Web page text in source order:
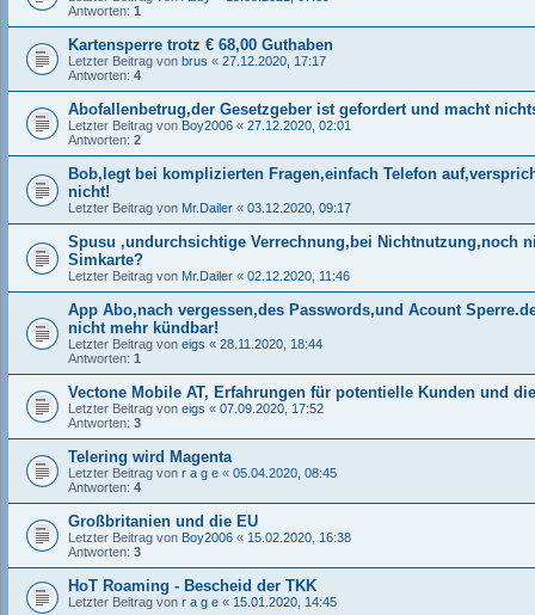
Antworten: 1
Kartensperre trotz € 68,00 Guthaben
Letzter Beitrag von brus « 27.12.2020, 17:17
Antworten: 4
Abofallenbetrug,der Gesetzgeber ist gefordert und macht
Letzter Beitrag von Boy2006 « 27.12.2020, 02:01
Antworten: 2
Bob,legt bei komplizierten Fragen,einfach Telefon
nicht!
Letzter Beitrag von Mr.Dailer « 03.12.2020, 09:17
Spusu ,undurchsichtige Verrechnung,bei Nichtnutzung,noch
Simkarte?
Letzter Beitrag von Mr.Dailer « 02.12.2020, 11:46
App Abo,nach vergessen,des Passwords,und Acount
nicht mehr kündbar!
Letzter Beitrag von eigs « 28.11.2020, 18:44
Antworten: 1
Vectone Mobile AT, Erfahrungen für potentielle Kunden und
Letzter Beitrag von eigs « 07.09.2020, 17:52
Antworten: 3
Telering wird Magenta
Letzter Beitrag von r a g e « 05.04.2020, 08:45
Antworten: 4
Großbritanien und die EU
Letzter Beitrag von Boy2006 « 15.02.2020, 16:38
Antworten: 3
HoT Roaming - Bescheid der TKK
Letzter Beitrag von r a g e « 15.01.2020, 14:45